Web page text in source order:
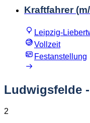
Kraftfahrer
Leipzig-
Vollzeit
Festanstellung
Ludwigsfelde
2